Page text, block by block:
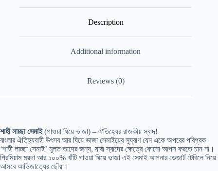
Description
Additional information
Reviews (0)
শাহী লাচ্ছা সেমাই(গাওয়া ঘিয়ে ভাজা) – ঐতিহ্যের রাজকীয় স্বাদ!
বাংলার ঐতিহ্যবাহী উৎসব আর ঘিয়ে ভাজা সেমাইয়ের সুঘ্রাণ যেন একে অপরের পরিপূরক।
‘শাহী লাচ্ছা সেমাই’ মূলত তাদের জন্য, যারা স্বাদের ক্ষেত্রে কোনো আপস করতে চান না।
প্রিমিয়াম ময়দা আর ১০০% খাঁটি গাওয়া ঘিয়ে ভাজা এই সেমাই আপনার ডেজার্ট টেবিলে নিয়ে
আসবে আভিজাত্যের ছোঁয়া।